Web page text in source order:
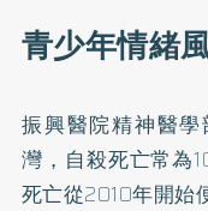
青少年情緒
振興醫院精神醫
灣，自殺死亡常為
死亡從2010年開始